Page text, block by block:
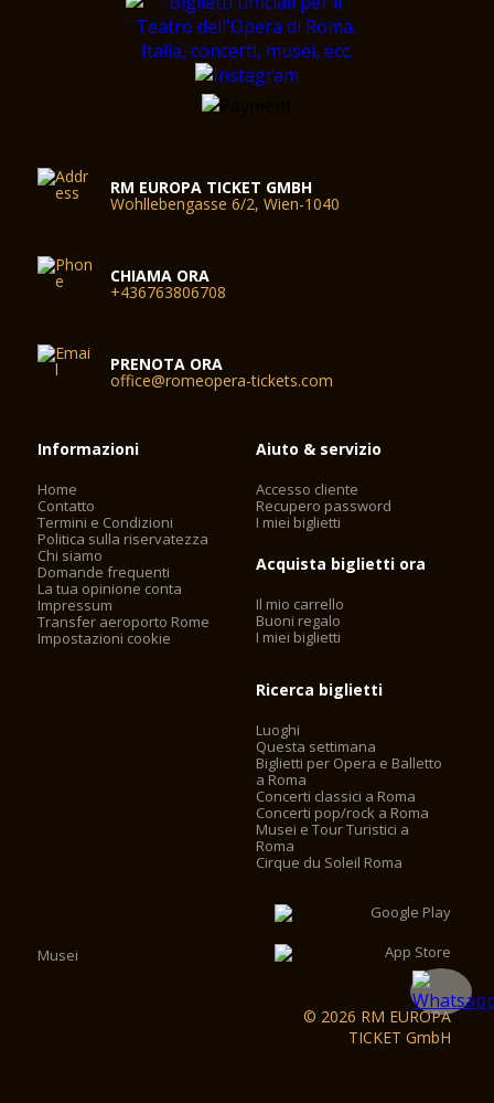
RM EUROPA TICKET GMBH
Wohllebengasse 6/2, Wien-1040
CHIAMA ORA
+436763806708
PRENOTA ORA
office@romeopera-tickets.com
Informazioni
Home
Contatto
Termini e Condizioni
Politica sulla riservatezza
Chi siamo
Domande frequenti
La tua opinione conta
Impressum
Transfer aeroporto Rome
Impostazioni cookie
Aiuto & servizio
Accesso cliente
Recupero password
I miei biglietti
Acquista biglietti ora
Il mio carrello
Buoni regalo
I miei biglietti
Ricerca biglietti
Luoghi
Questa settimana
Biglietti per Opera e Balletto
a Roma
Concerti classici a Roma
Concerti pop/rock a Roma
Musei e Tour Turistici a
Roma
Cirque du Soleil Roma
Musei
© 2026 RM EUROPA
TICKET GmbH